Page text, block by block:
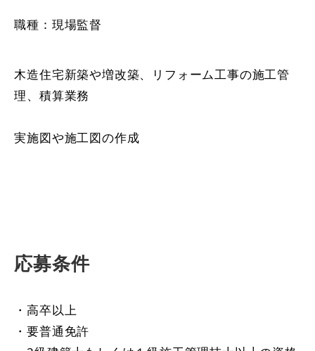
職種：現場監督
木造住宅新築や増改築、リフォーム工事の施工管
理、積算業務
実施図や施工図の作成
応募条件
・高卒以上
・要普通免許